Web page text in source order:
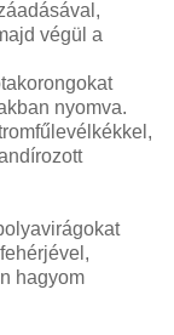
végül a
nyomva.
hagyom